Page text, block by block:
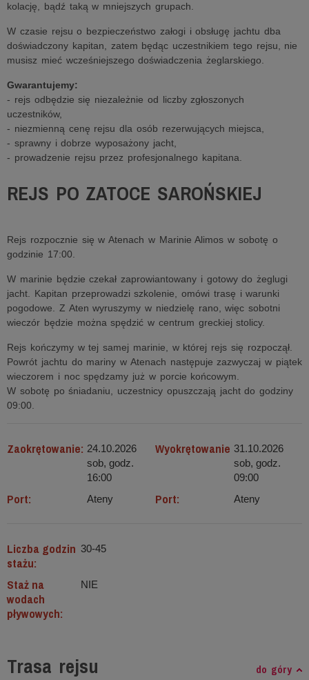
kolację, bądź taką w mniejszych grupach.
W czasie rejsu o bezpieczeństwo załogi i obsługę jachtu dba
doświadczony kapitan, zatem będąc uczestnikiem tego rejsu, nie
musisz mieć wcześniejszego doświadczenia żeglarskiego.
Gwarantujemy:
- rejs odbędzie się niezależnie od liczby zgłoszonych
uczestników,
- niezmienną cenę rejsu dla osób rezerwujących miejsca,
- sprawny i dobrze wyposażony jacht,
- prowadzenie rejsu przez profesjonalnego kapitana.
REJS PO ZATOCE SAROŃSKIEJ
Rejs rozpocznie się w Atenach w Marinie Alimos w sobotę o
godzinie 17:00.
W marinie będzie czekał zaprowiantowany i gotowy do żeglugi
jacht. Kapitan przeprowadzi szkolenie, omówi trasę i warunki
pogodowe. Z Aten wyruszymy w niedzielę rano, więc sobotni
wieczór będzie można spędzić w centrum greckiej stolicy.
Rejs kończymy w tej samej marinie, w której rejs się rozpoczął.
Powrót jachtu do mariny w Atenach następuje zazwyczaj w piątek
wieczorem i noc spędzamy już w porcie końcowym.
W sobotę po śniadaniu, uczestnicy opuszczają jacht do godziny
09:00.
Zaokrętowanie: 24.10.2026
sob, godz.
16:00
Wyokrętowanie 31.10.2026
sob, godz.
09:00
Port: Ateny Port: Ateny
Liczba godzin
stażu:
30-45
Staż na
wodach
pływowych:
NIE
Trasa rejsu do góry